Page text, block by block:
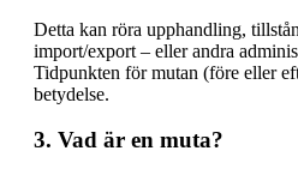
Detta kan röra upphandling,
import/export – eller andra
Tidpunkten för mutan (före eller
betydelse.
3. Vad är en muta?